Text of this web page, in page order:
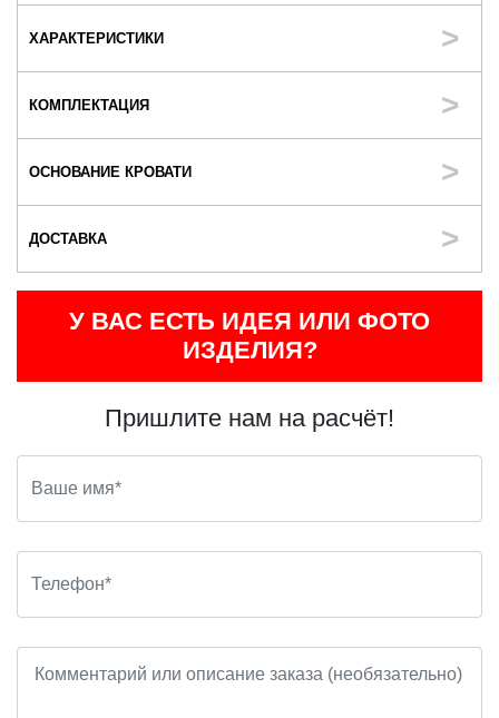
ХАРАКТЕРИСТИКИ
КОМПЛЕКТАЦИЯ
ОСНОВАНИЕ КРОВАТИ
ДОСТАВКА
У ВАС ЕСТЬ ИДЕЯ ИЛИ ФОТО
ИЗДЕЛИЯ?
Пришлите нам на расчёт!